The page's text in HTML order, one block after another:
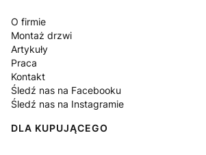
O firmie
Montaż drzwi
Artykuły
Praca
Kontakt
Śledź nas na Facebooku
Śledź nas na Instagramie
DLA KUPUJĄCEGO